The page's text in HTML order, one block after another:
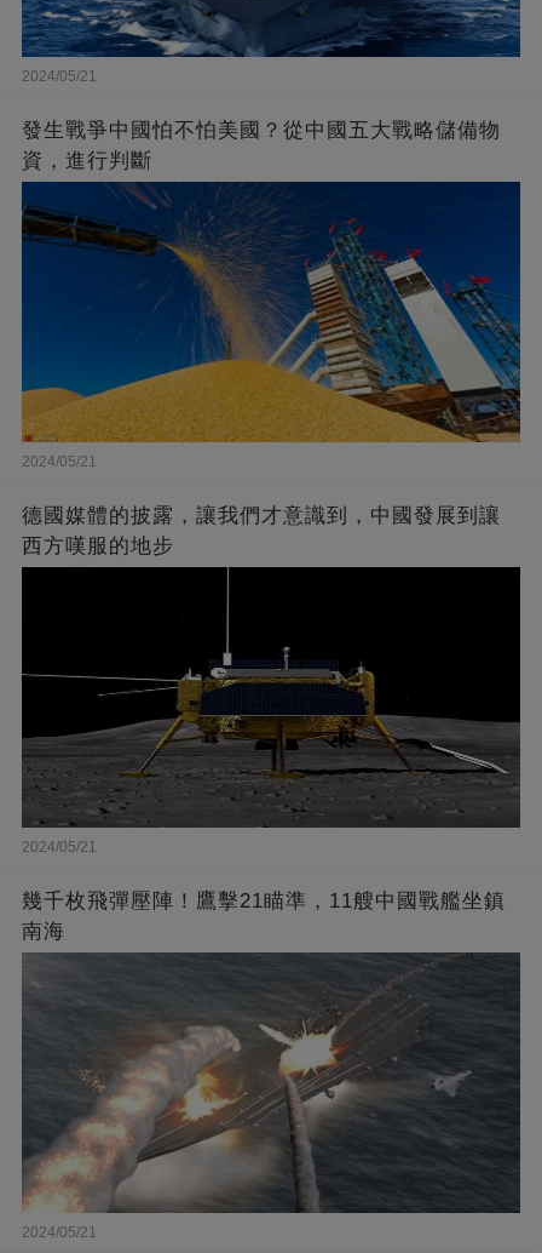
2024/05/21
發生戰爭中國怕不怕美國？從中國五大戰略儲備物
資，進行判斷
2024/05/21
德國媒體的披露，讓我們才意識到，中國發展到讓
西方嘆服的地步
2024/05/21
幾千枚飛彈壓陣！鷹擊21瞄準，11艘中國戰艦坐鎮
南海
2024/05/21